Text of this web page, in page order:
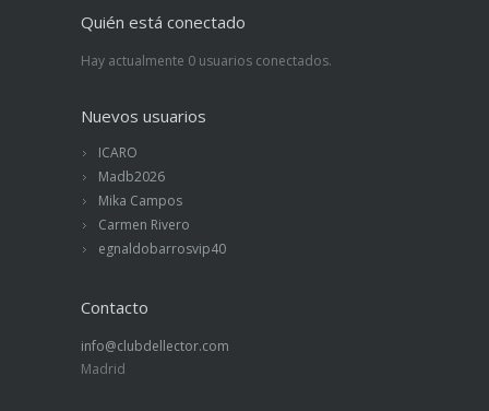
Quién está conectado
Hay actualmente 0 usuarios conectados.
Nuevos usuarios
ICARO
Madb2026
Mika Campos
Carmen Rivero
egnaldobarrosvip40
Contacto
info@clubdellector.com
Madrid